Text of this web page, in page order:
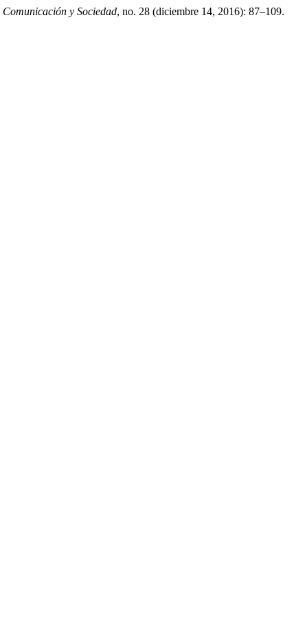
Comunicación y Sociedad, no. 28 (diciembre 14, 2016): 87–109.